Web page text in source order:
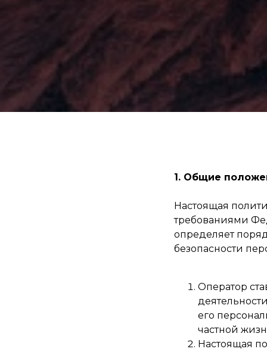
1. Общие
Настоящая
требованиями
определяет
безопасности
Оператор
его
частной
Настоящая